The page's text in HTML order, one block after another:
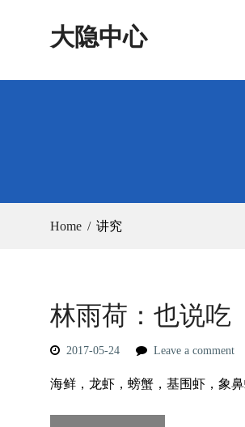
大隐中心
Home 讲究
林雨荷：也说吃
2017-05-24 Leave a comment
海鲜，龙虾，螃蟹，基围虾，象